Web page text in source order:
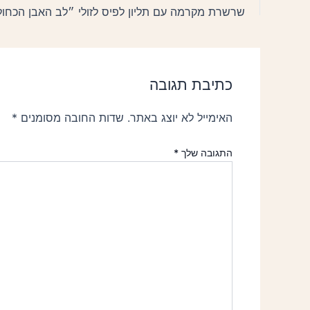
שרשרת מקרמה עם תליון לפיס לזולי ״לב האבן
כתיבת תגובה
האימייל לא יוצג באתר. שדות החובה מסומנים *
התגובה שלך *